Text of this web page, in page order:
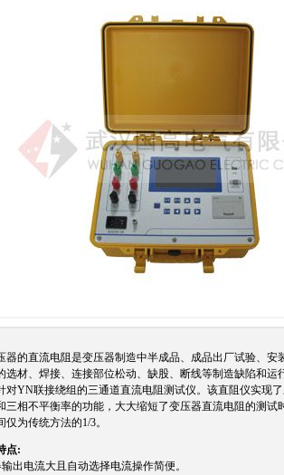
的直流电阻是变压器制造中半成品、成品出厂试验、
选材、焊接、连接部位松动、缺股、断线等制造缺陷和
对YN联接绕组的三通道直流电阻测试仪。该直阻仪实现
三相不平衡率的功能，大大缩短了变压器直流电阻的测
仅为传统方法的1/3。
点:
出电流大且自动选择电流操作简便。